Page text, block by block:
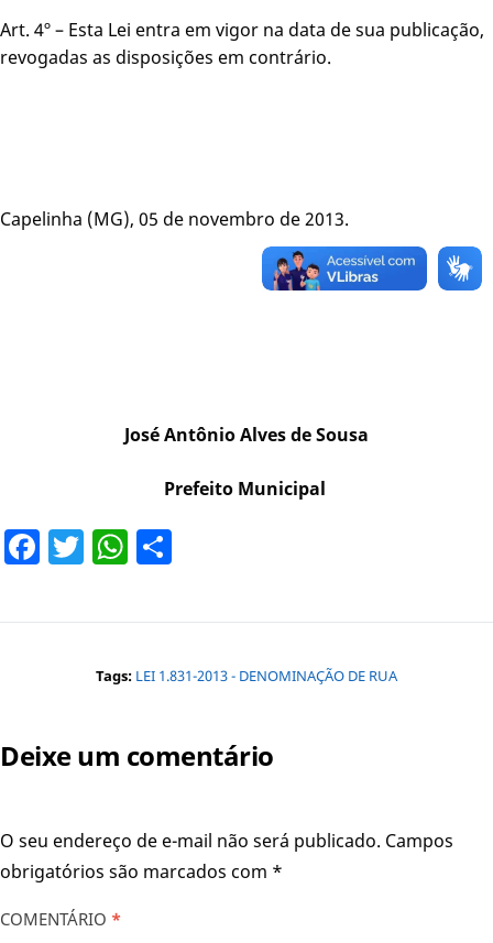
Art. 4º – Esta Lei entra em vigor na data de sua publicação,
revogadas as disposições em contrário.
Capelinha (MG), 05 de novembro de 2013.
José Antônio Alves de Sousa
Prefeito Municipal
Facebook
TwitterWhatsApp
Tags: LEI 1.831-2013 - DENOMINAÇÃO DE RUA
Deixe um comentário
O seu endereço de e-mail não será publicado. Campos
obrigatórios são marcados com *
COMENTÁRIO *